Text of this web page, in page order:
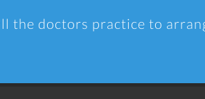
the doctors practice to